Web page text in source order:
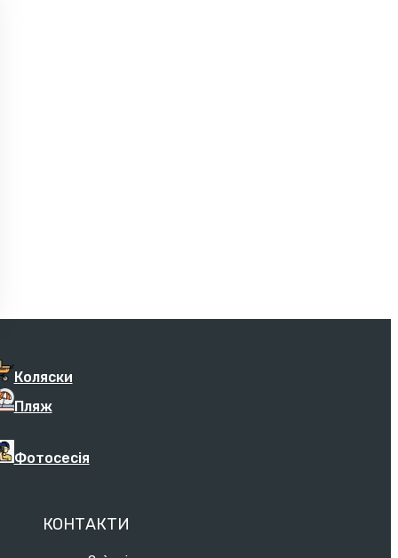
Коляски
Пляж
Фотосесія
КОНТАКТИ